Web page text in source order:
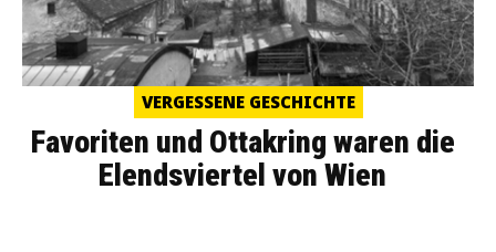
VERGESSENE GESCHICHTE
Favoriten und Ottakring waren die
Elendsviertel von Wien